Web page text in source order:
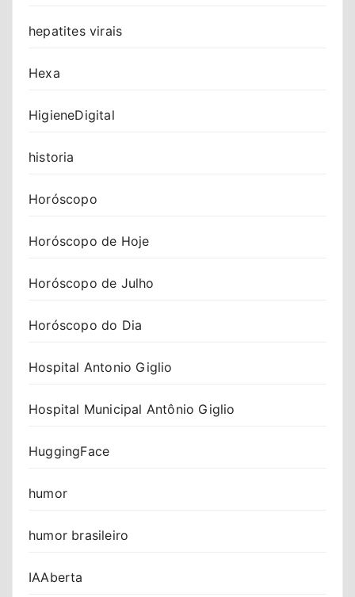
hepatites virais
Hexa
HigieneDigital
historia
Horóscopo
Horóscopo de Hoje
Horóscopo de Julho
Horóscopo do Dia
Hospital Antonio Giglio
Hospital Municipal Antônio Giglio
HuggingFace
humor
humor brasileiro
IAAberta